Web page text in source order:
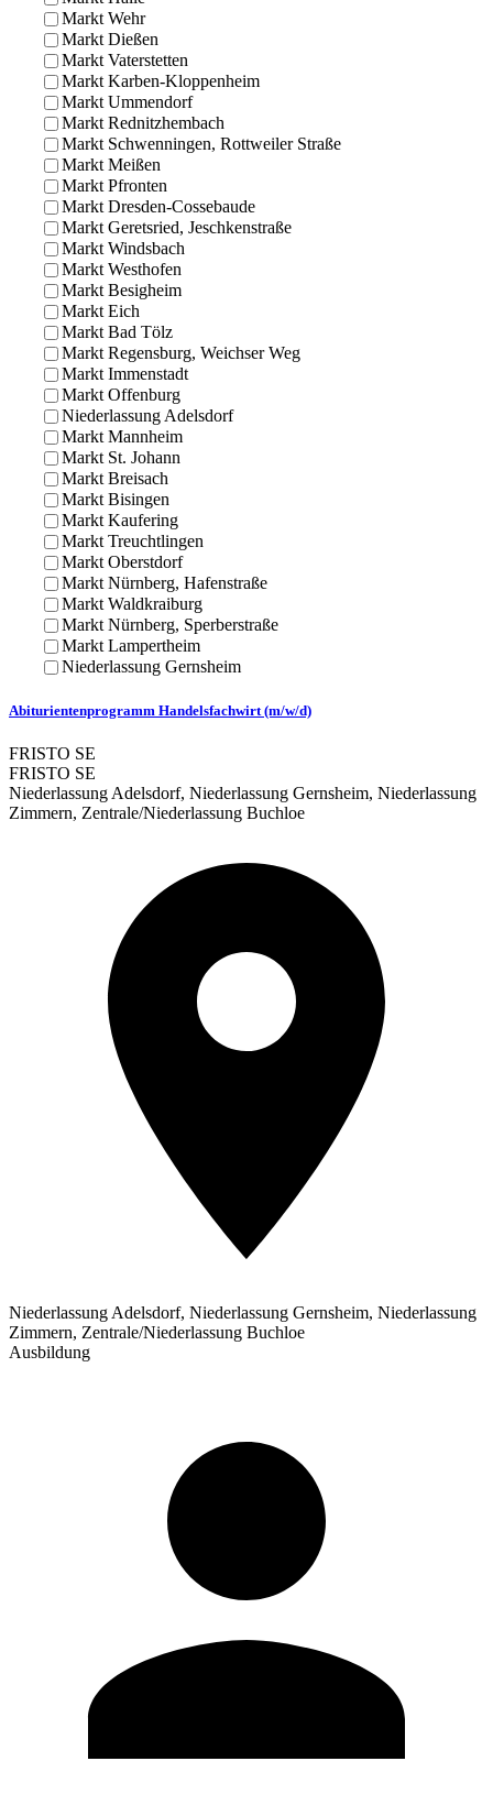
Markt Wehr
Markt Dießen
Markt Vaterstetten
Markt Karben-Kloppenheim
Markt Ummendorf
Markt Rednitzhembach
Markt Schwenningen, Rottweiler Straße
Markt Meißen
Markt Pfronten
Markt Dresden-Cossebaude
Markt Geretsried, Jeschkenstraße
Markt Windsbach
Markt Westhofen
Markt Besigheim
Markt Eich
Markt Bad Tölz
Markt Regensburg, Weichser Weg
Markt Immenstadt
Markt Offenburg
Niederlassung Adelsdorf
Markt Mannheim
Markt St. Johann
Markt Breisach
Markt Bisingen
Markt Kaufering
Markt Treuchtlingen
Markt Oberstdorf
Markt Nürnberg, Hafenstraße
Markt Waldkraiburg
Markt Nürnberg, Sperberstraße
Markt Lampertheim
Niederlassung Gernsheim
Abiturientenprogramm Handelsfachwirt (m/w/d)
FRISTO SE
FRISTO SE
Niederlassung Adelsdorf, Niederlassung Gernsheim, Niederlassung
Zimmern, Zentrale/Niederlassung Buchloe
Niederlassung Adelsdorf, Niederlassung Gernsheim, Niederlassung
Zimmern, Zentrale/Niederlassung Buchloe
Ausbildung